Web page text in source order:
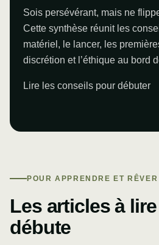
Sois persévérant, mais ne
Cette synthèse réunit les
matériel, le lancer, les
discrétion et l’éthique au bord
Lire les conseils pour débuter
POUR APPRENDRE ET RÊVER
Les articles à
débute